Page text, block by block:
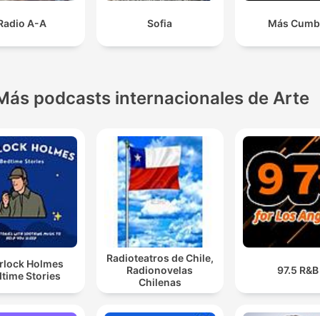
A-A Sofia Más
podcasts internacionales de Arte
Holmes
Stories
Radioteatros de Chile,
Radionovelas
Chilenas
97.5 R&B